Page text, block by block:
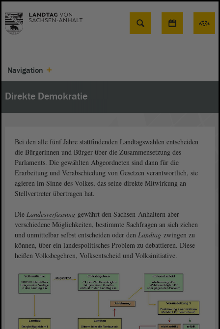
Suche
Navigation
Direkte Demokratie
Bei den alle fünf Jahre stattfindenden Landtagswahlen entscheiden
die Bürgerinnen und Bürger über die Zusammensetzung des
Parlaments. Die gewählten Abgeordneten sind dann für die
Erarbeitung und Verabschiedung von Gesetzen verantwortlich, sie
agieren im Sinne des Volkes, das seine direkte Mitwirkung an
Stellvertreter übertragen hat.
Die Landesverfassung gewährt den Sachsen-Anhaltern aber
verschiedene Möglichkeiten, bestimmte Sachfragen an sich ziehen
und unmittelbar selbst entscheiden oder den Landtag zwingen zu
können, über ein landespolitisches Problem zu debattieren. Diese
heißen Volksbegehren, Volksentscheid und Volksinitiative.